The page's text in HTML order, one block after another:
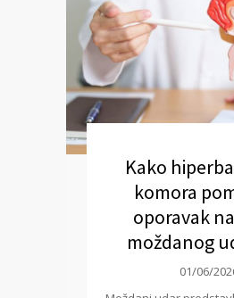
Kako
komora
oporavak
moždanog
01/06/